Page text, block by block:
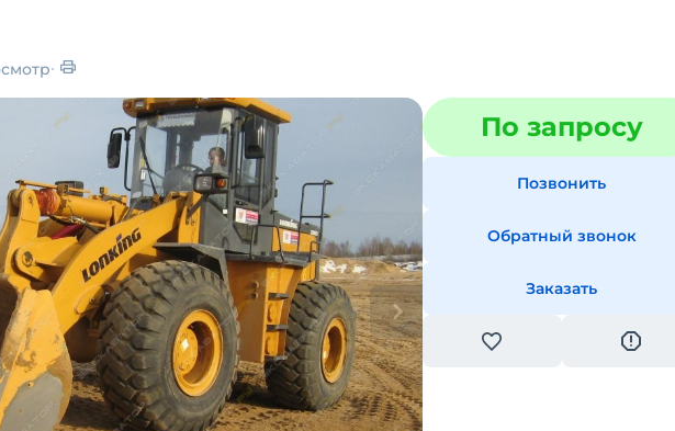
По запросу
Позвонить
Обратный звонок
Заказать